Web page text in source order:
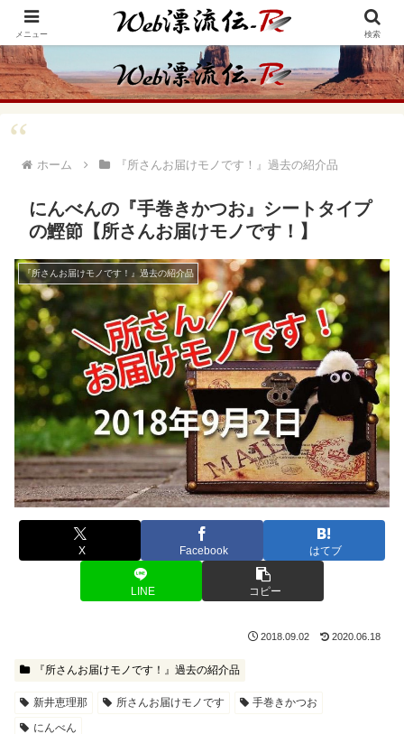
アメリカ・インディアンの思想・生き方からの学びをメインに、趣味や経験則
からの情報を発信
ホーム 『所さんお届けモノです！』過去の紹介品
にんべんの『手巻きかつお』シートタイプ
の鰹節【所さんお届けモノです！】
『所さんお届けモノです！』過去の紹介品
X Facebook はてブ
LINE コピー
2018.09.02 2020.06.18
『所さんお届けモノです！』過去の紹介品
新井恵理那 所さんお届けモノです
手巻きかつお
にんべん
メニュー 検索